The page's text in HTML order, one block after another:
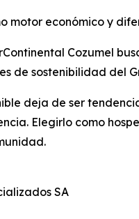
motor económico y
Cozumel
de sostenibilidad del
deja de ser
Elegirlo como
SA